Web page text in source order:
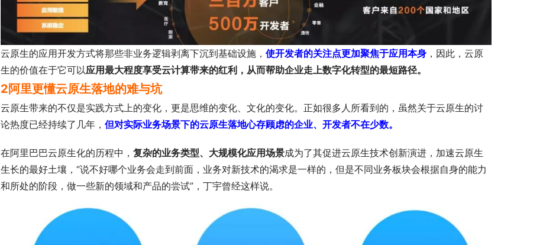
云原生的应用开发方式将那些非业务逻辑剥离下沉到基础设施， 使开发者的关注点更加聚焦于应用本身 ，因此，云原
生的价值在于它可以应用最大程度享受云计算带来的红利，从而帮助企业走上数字化转型的最短路径。
2阿里更懂云原生落地的难与坑
云原生带来的不仅是实践方式上的变化，更是思维的变化、文化的变化。正如很多人所看到的，虽然关于云原生的讨
论热度已经持续了几年， 但对实际业务场景下的云原生落地心存顾虑的企业、开发者不在少数。
在阿里巴巴云原生化的历程中， 复杂的业务类型、大规模化应用场景成为了其促进云原生技术创新演进，加速云原生
生长的最好土壤，“说不好哪个业务会走到前面，业务对新技术的渴求是一样的，但是不同业务板块会根据自身的能力
和所处的阶段，做一些新的领域和产品的尝试”，丁宇曾经这样说。